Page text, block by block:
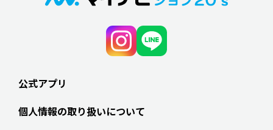
公式アプリ
個人情報の取り扱いについて